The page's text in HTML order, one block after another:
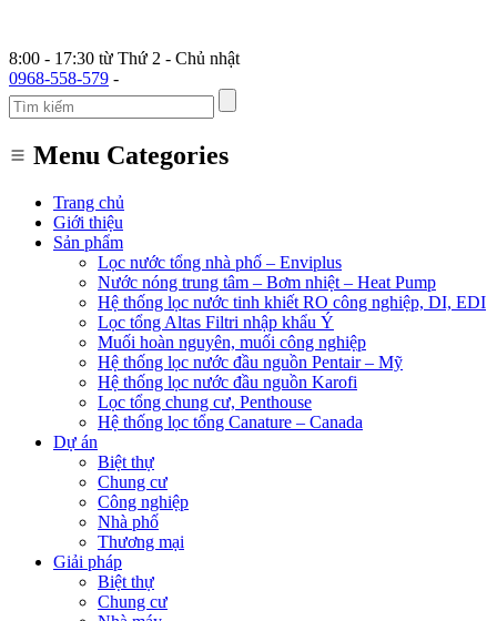
8:00 - 17:30 từ Thứ 2 - Chủ nhật
0968-558-579 -
Menu Categories
Trang chủ
Giới thiệu
Sản phẩm
Lọc nước tổng nhà phố – Enviplus
Nước nóng trung tâm – Bơm nhiệt – Heat Pump
Hệ thống lọc nước tinh khiết RO công nghiệp, DI, EDI
Lọc tổng Altas Filtri nhập khẩu Ý
Muối hoàn nguyên, muối công nghiệp
Hệ thống lọc nước đầu nguồn Pentair – Mỹ
Hệ thống lọc nước đầu nguồn Karofi
Lọc tổng chung cư, Penthouse
Hệ thống lọc tổng Canature – Canada
Dự án
Biệt thự
Chung cư
Công nghiệp
Nhà phố
Thương mại
Giải pháp
Biệt thự
Chung cư